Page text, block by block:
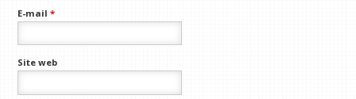
E-mail*
Site web